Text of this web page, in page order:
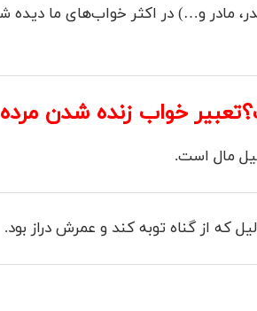
مادر و…) در اکثر خواب‌های ما دیده
تعبیر خواب زنده شدن مرده
مال است.
که از گناه توبه کند و عمرش دراز بود.